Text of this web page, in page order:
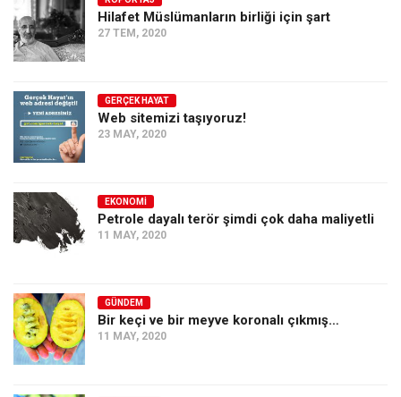
Ekonomi
Spor
Sağlık
Gıda-Beslenme
Türkiye
Siyaset
Dünya
Asya
Hilafet Müslümanların birliği için şart
27 TEM, 2020
GERÇEK HAYAT
Web sitemizi taşıyoruz!
23 MAY, 2020
EKONOMI
Petrole dayalı terör şimdi çok daha maliyetli
11 MAY, 2020
GÜNDEM
Bir keçi ve bir meyve koronalı çıkmış…
11 MAY, 2020